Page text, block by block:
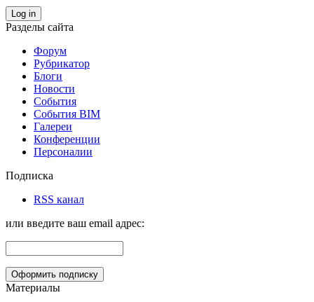
Log in
Разделы сайта
Форум
Рубрикатор
Блоги
Новости
События
События BIM
Галереи
Конференции
Персоналии
Подписка
RSS канал
или введите ваш email адрес:
Материалы